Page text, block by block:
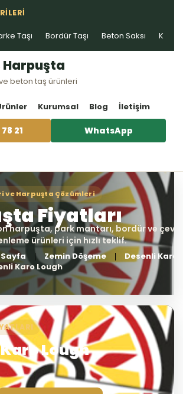
Taşı Bordür Taşı Beton Saksı Kablo
beton taş ürünleri
Kurumsal Blog İletişim
21 WhatsApp
Zemin Döşeme
Desenli Karo
Karo Lough
Lough